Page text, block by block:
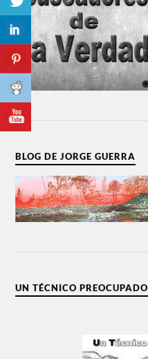
BLOG DE JORGE GUERRA
UN TÉCNICO PREOCUPADO